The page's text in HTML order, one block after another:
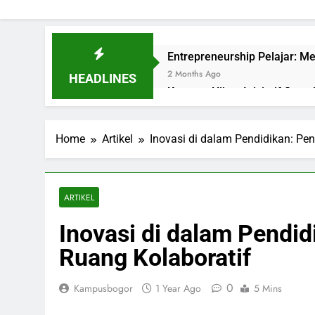
HEADLINES
Entrepreneurship Pelajar:
2 Months Ago
Kampus Hijau: Inisiatif
3 Months Ago
3 Months Ago
Pelaksanaan
Peranan Para Alumni
Kebijakan Pendidikan serta
5 Months Ago
Data Mahasiswa: Mengelola
6 Months Ago
Home Artikel Inovasi di dalam Pendidikan:
ARTIKEL
Inovasi di dalam
Ruang Kolaboratif
Kampusbogor 1 Year Ago 0 5 Mins